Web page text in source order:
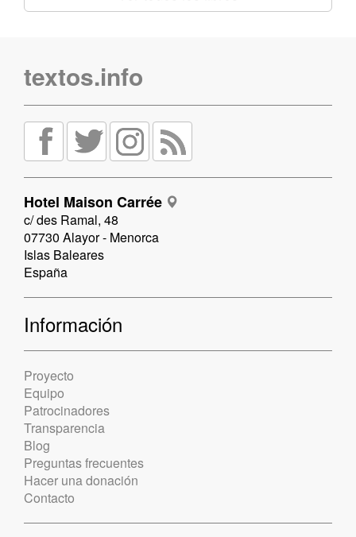
textos.info
Hotel Maison Carrée
c/ des Ramal, 48
07730 Alayor - Menorca
Islas Baleares
España
Información
Proyecto
Equipo
Patrocinadores
Transparencia
Blog
Preguntas frecuentes
Hacer una donación
Contacto